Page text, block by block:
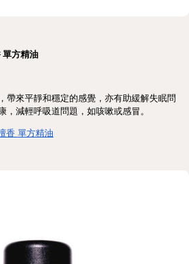
方精油
帶來平靜和穩定的感覺，亦有助緩解失眠問
，減輕呼吸道問題，如咳嗽或感冒。
香 單方精油